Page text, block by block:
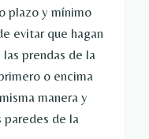
plazo y mínimo
evitar que hagan
prendas de la
o encima
manera y
paredes de la